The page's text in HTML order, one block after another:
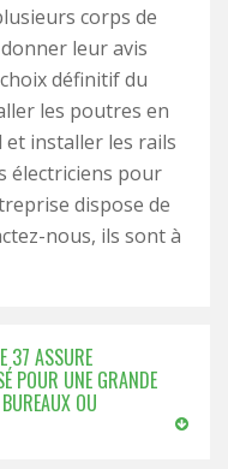
corps de
leur avis
définitif du
les poutres en
installer les rails
électriciens pour
dispose de
nous, ils sont à
37 ASSURE
POUR UNE GRANDE
OU